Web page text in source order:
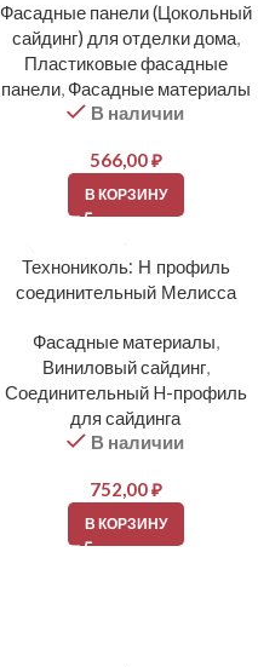
Фасадные панели (Цокольный
сайдинг) для отделки дома,
Пластиковые фасадные
панели, Фасадные материалы
В наличии
566,00₽
В КОРЗИНУ
Технониколь: Н профиль
соединительный Мелисса
Фасадные материалы,
Виниловый сайдинг,
Соединительный H-профиль
для сайдинга
В наличии
752,00₽
В КОРЗИНУ